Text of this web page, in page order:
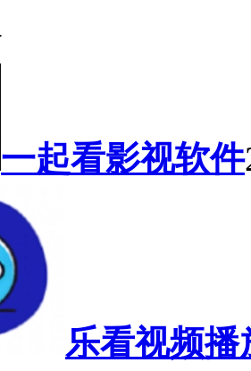
一起看影视软件
乐看视频